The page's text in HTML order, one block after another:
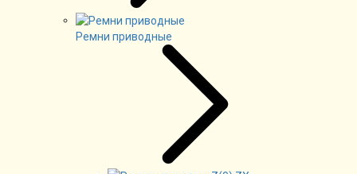
Ремни приводные